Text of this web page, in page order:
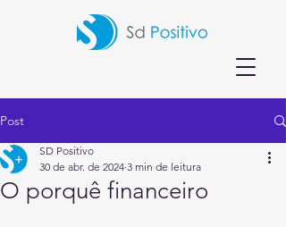
Post
O porquê financeiro
SD Positivo
30 de abr. de 2024 3 min de leitura